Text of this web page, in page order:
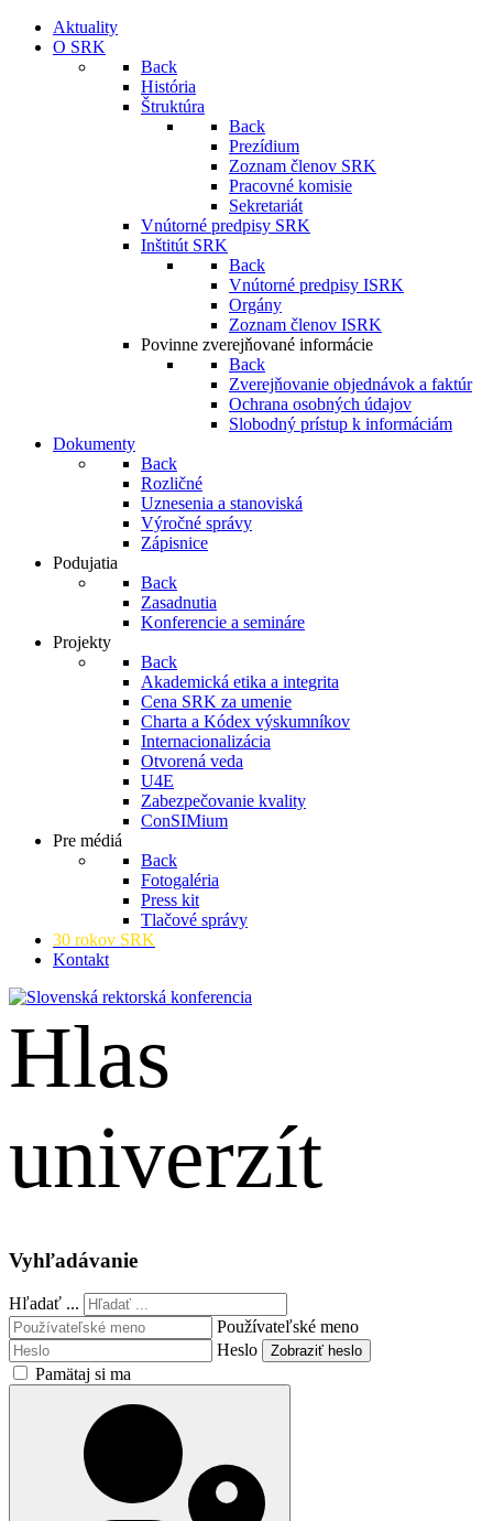
Aktuality
O SRK
Back
História
Štruktúra
Back
Prezídium
Zoznam členov SRK
Pracovné komisie
Sekretariát
Vnútorné predpisy SRK
Inštitút SRK
Back
Vnútorné predpisy ISRK
Orgány
Zoznam členov ISRK
Povinne zverejňované informácie
Back
Zverejňovanie objednávok a faktúr
Ochrana osobných údajov
Slobodný prístup k informáciám
Dokumenty
Back
Rozličné
Uznesenia a stanoviská
Výročné správy
Zápisnice
Podujatia
Back
Zasadnutia
Konferencie a semináre
Projekty
Back
Akademická etika a integrita
Cena SRK za umenie
Charta a Kódex výskumníkov
Internacionalizácia
Otvorená veda
U4E
Zabezpečovanie kvality
ConSIMium
Pre médiá
Back
Fotogaléria
Press kit
Tlačové správy
30 rokov SRK
Kontakt
Hlas
univerzít
Vyhľadávanie
Hľadať ...
Používateľské meno
Heslo
Zobraziť heslo
Pamätaj si ma